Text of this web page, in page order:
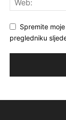
Spremite
pregledniku